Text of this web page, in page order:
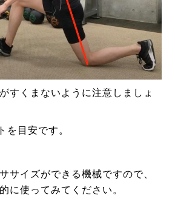
すくまないように注意しましょ
を目安です。
サイズができる機械ですので、
に使ってみてください。